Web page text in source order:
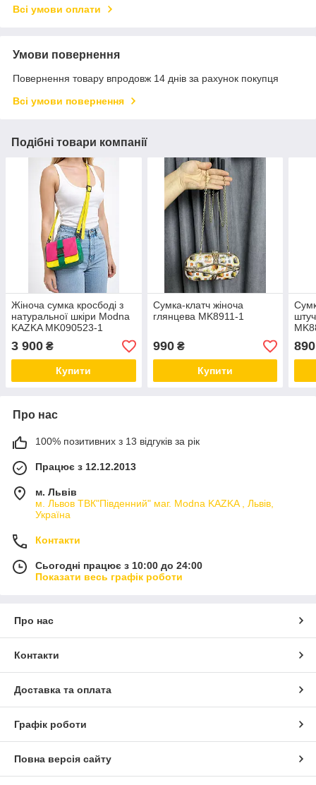
Всі умови оплати
Умови повернення
Повернення товару впродовж 14 днів за рахунок покупця
Всі умови повернення
Подібні товари компанії
Жіноча сумка кросбоді з
натуральної шкіри Modna
KAZKA MK090523-1
3 900 ₴
Купити
Сумка-клатч жіноча
глянцева MK8911-1
990₴
Купити
890
Про нас
100% позитивних з 13 відгуків за рік
Працює з 12.12.2013
м. Львів
м. Львов ТВК"Південний" маг. Modna KAZKA , Львів,
Україна
Контакти
Сьогодні працює з 10:00 до 24:00
Показати весь графік роботи
Про нас
Контакти
Доставка та оплата
Графік роботи
Повна версія сайту